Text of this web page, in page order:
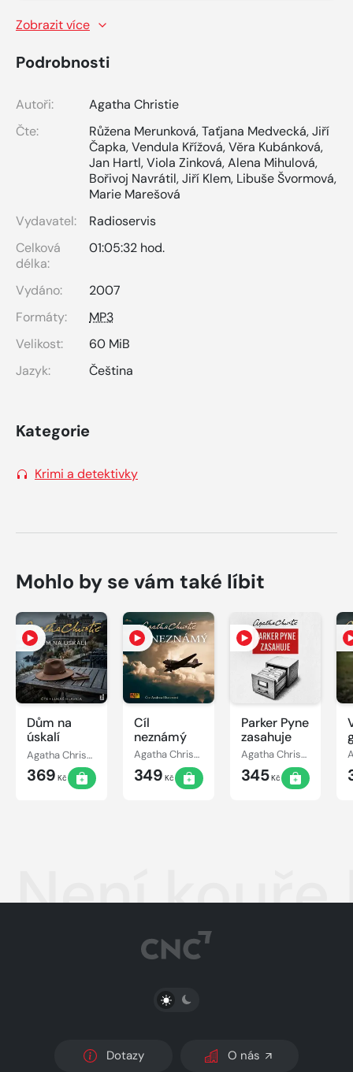
Zobrazit více
Podrobnosti
Autoři:
Agatha Christie
Čte:
Růžena Merunková,Taťjana Medvecká,Jiří
Čapka,Vendula Křížová,Věra Kubánková,
Jan Hartl,Viola Zinková,Alena Mihulová,
Bořivoj Navrátil,Jiří Klem, Libuše Švormová,
Marie Marešová
Vydavatel:
Radioservis
Celková
délka:
01:05:32 hod.
Vydáno:
2007
Formáty:
MP3
Velikost:
60 MiB
Jazyk:
Čeština
Kategorie
Krimi a detektivky
Mohlo by se vám také líbit
Dům na
úskalí
Agatha Christie
369 Kč
Cíl
neznámý
Agatha Christie
349 Kč
Parker Pyne
zasahuje
Agatha Christie
345Kč
Není
PŘEPNOUT SVĚTLÝ/TMAVÝ REŽIM
Dotazy O nás